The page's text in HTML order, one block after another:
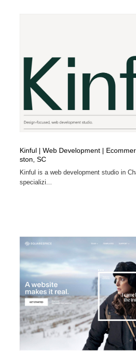
Kinful | Web Development |
ston, SC
Kinful is a web development studio in
specializi...